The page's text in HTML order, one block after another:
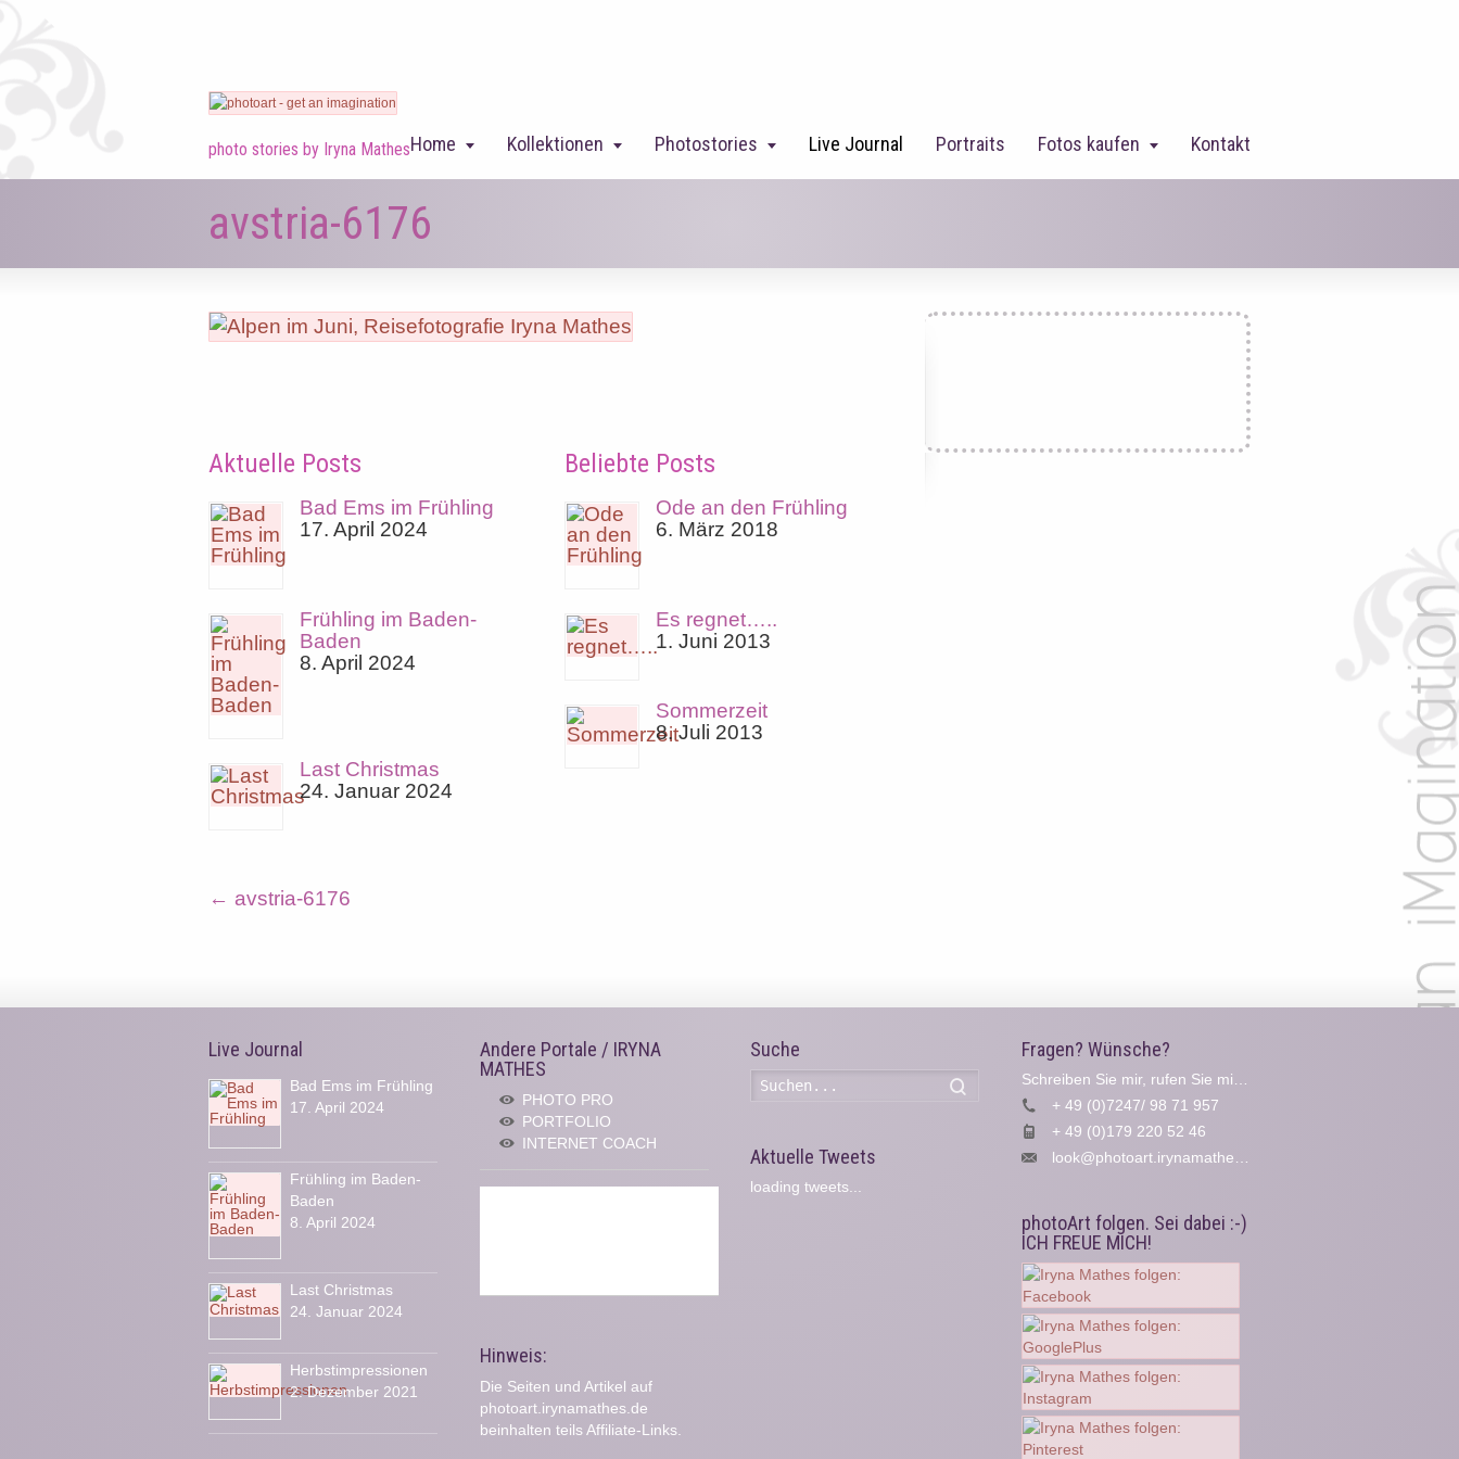
photo stories by Iryna MathesHome Kollektionen Photostories Live Journal Portraits Fotos kaufen Kontakt
avstria-6176
Aktuelle Posts
Bad Ems im Frühling
17. April 2024
Frühling im Baden-
Baden
8. April 2024
Last Christmas
24. Januar 2024
Beliebte Posts
Ode an den Frühling
6. März 2018
Es regnet…..
1. Juni 2013
Sommerzeit
8. Juli 2013
← avstria-6176
Live Journal
Bad Ems im Frühling
17. April 2024
Frühling im Baden-
Baden
8. April 2024
Last Christmas
24. Januar 2024
Herbstimpressionen
2. Dezember 2021
Andere Portale / IRYNA
MATHES
PHOTO PRO
PORTFOLIO
INTERNET COACH
Hinweis:
Die Seiten und Artikel auf
photoart.irynamathes.de
beinhalten teils Affiliate-Links.
Suche
Aktuelle Tweets
loading tweets...
Fragen? Wünsche?
Schreiben Sie mir, rufen Sie mich an...
+ 49 (0)7247/ 98 71 957
+ 49 (0)179 220 52 46
look@photoart.irynamathes.de
photoArt folgen. Sei dabei :-)
ICH FREUE MICH!